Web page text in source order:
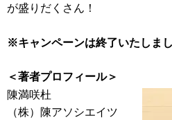
が盛りだくさん！
※キャンペーンは終了いたしま
＜著者プロフィール＞
陳満咲杜
（株）陳アソシエイツ